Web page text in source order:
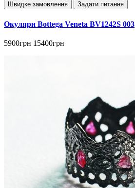
Швидке замовлення
Задати питання
Окуляри Bottega Veneta BV1242S 003
5900грн 15400грн